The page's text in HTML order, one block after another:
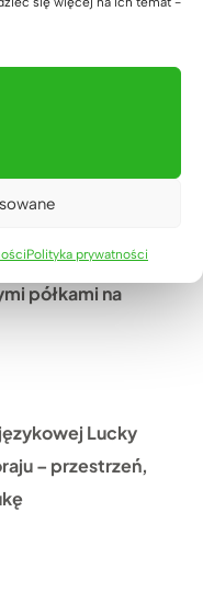
Polityka prywatności
dla
półkami na
Lucky
– przestrzeń,